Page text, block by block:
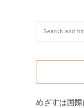
めざすは国